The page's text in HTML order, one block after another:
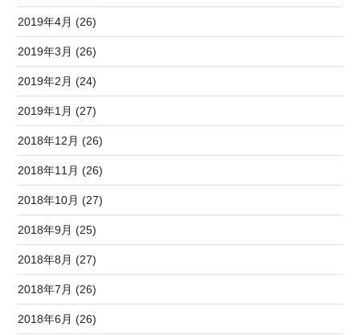
2019年4月 (26)
2019年3月 (26)
2019年2月 (24)
2019年1月 (27)
2018年12月 (26)
2018年11月 (26)
2018年10月 (27)
2018年9月 (25)
2018年8月 (27)
2018年7月 (26)
2018年6月 (26)